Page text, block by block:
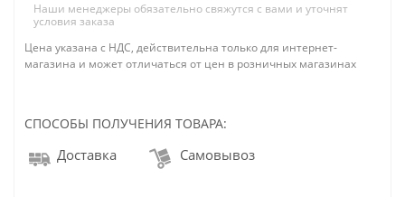
Наши менеджеры обязательно свяжутся с вами и уточнят
условия заказа
Цена указана с НДС, действительна только для интернет-
магазина и может отличаться от цен в розничных магазинах
СПОСОБЫ ПОЛУЧЕНИЯ ТОВАРА:
Доставка Самовывоз